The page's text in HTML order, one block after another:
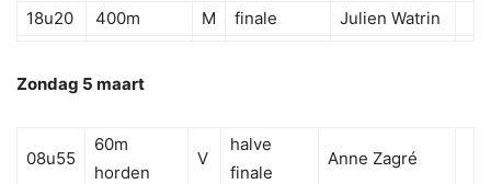
18u20 400m M finale Julien Watrin
Zondag 5 maart
08u55
60m
horden
V
halve
finale
Anne Zagré